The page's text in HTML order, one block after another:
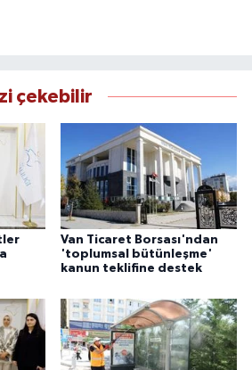
olan Tink, sahadan edindiği bilgilerle
tarafsızlık ve etik ilkeler
çekebilir
Van Ticaret Borsası'ndan
'toplumsal bütünleşme'
kanun teklifine destek